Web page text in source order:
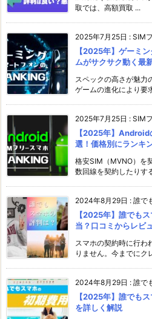
取では、高額買取 ...
2025年7月25日 : SIM
【2025年】ゲーミ
ムがサクサク動く最
スペックの高さが魅力
ゲームの進化により要
2025年7月25日 : SIM
【2025年】
選！価格別にランキ
格安SIM（MVNO）を
数回線を契約したりす
2024年8月29日 : 誰で
【2025年】誰でも
当？口コミからレビ
スマホの契約時に行わ
りません。今までにク
2024年8月29日 : 誰で
【2025年】誰でも
を詳しく解説